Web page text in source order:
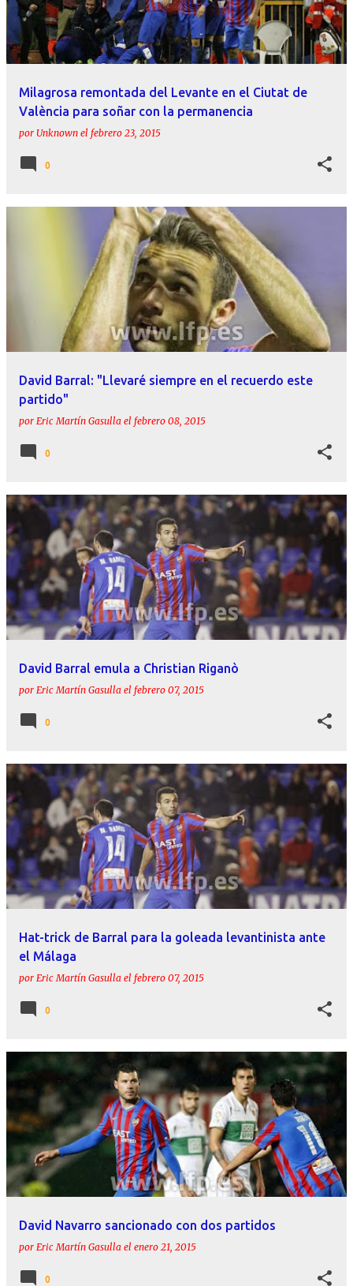
r
a
d
Milagrosa remontada del Levante en el Ciutat de
València para soñar con la permanencia
por Unknown el febrero 23, 2015
0
David Barral: "Llevaré siempre en el recuerdo este
partido"
por Eric Martín Gasulla el febrero 08, 2015
0
David Barral emula a Christian Riganò
por Eric Martín Gasulla el febrero 07, 2015
0
Hat-trick de Barral para la goleada levantinista ante
el Málaga
por Eric Martín Gasulla el febrero 07, 2015
0
David Navarro sancionado con dos partidos
por Eric Martín Gasulla el enero 21, 2015
0